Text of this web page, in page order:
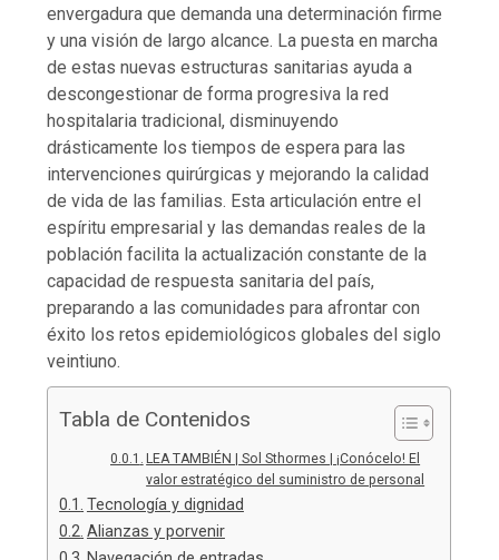
envergadura que demanda una determinación firme
y una visión de largo alcance. La puesta en marcha
de estas nuevas estructuras sanitarias ayuda a
descongestionar de forma progresiva la red
hospitalaria tradicional, disminuyendo
drásticamente los tiempos de espera para las
intervenciones quirúrgicas y mejorando la calidad
de vida de las familias. Esta articulación entre el
espíritu empresarial y las demandas reales de la
población facilita la actualización constante de la
capacidad de respuesta sanitaria del país,
preparando a las comunidades para afrontar con
éxito los retos epidemiológicos globales del siglo
veintiuno.
Tabla de Contenidos
LEA TAMBIÉN | Sol Sthormes | ¡Conócelo! El
valor estratégico del suministro de personal
Tecnología y dignidad
Alianzas y porvenir